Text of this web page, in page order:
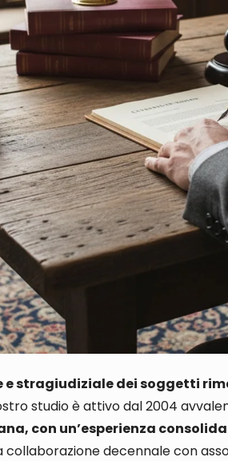
e stragiudiziale dei soggetti
studio è attivo dal 2004
con un’esperienza
collaborazione decennalecon